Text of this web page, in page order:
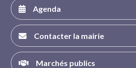
Agenda
Contacter la mairie
Marchés publics